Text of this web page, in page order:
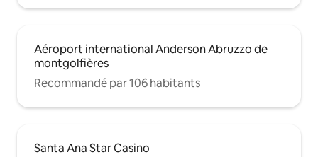
Aéroport international Anderson Abruzzo de
montgolfières
Recommandé par 106 habitants
Santa Ana Star Casino